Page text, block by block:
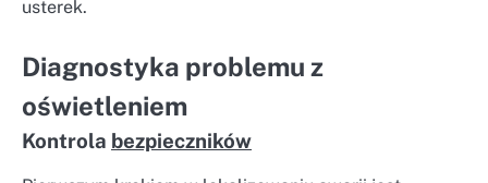
usterek.
Diagnostyka problemu z
oświetleniem
Kontrola bezpieczników